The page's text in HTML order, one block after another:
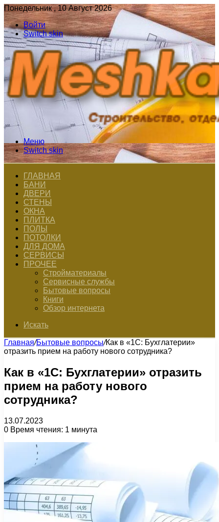
Понедельник , 10 Август 2026
Войти
Switch skin
Меню
Switch skin
ГЛАВНАЯ
БАНИ
ДВЕРИ
СТЕНЫ
ОКНА
ПЛИТКА
ПОЛЫ
ПОТОЛКИ
ДЛЯ ДОМА
СЕРВИСЫ
ПРОЧЕЕ
Стройматериалы
Сервисные службы
Бытовые вопросы
Книги
Обзор интернета
Искать
Главная/Бытовые вопросы/Как в «1С: Бухглатерии»
отразить прием на работу нового сотрудника?
Как в «1С: Бухглатерии» отразить
прием на работу нового
сотрудника?
13.07.2023
0 Время чтения: 1 минута